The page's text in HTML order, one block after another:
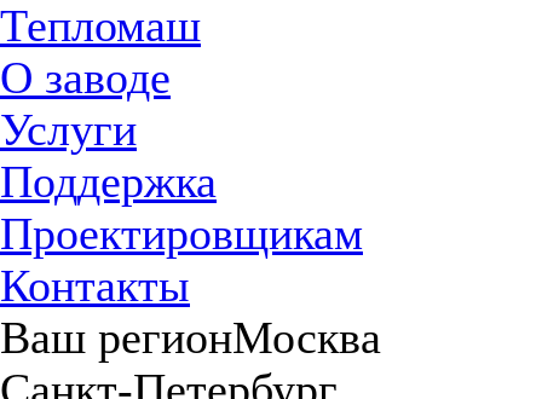
Тепломаш
О заводе
Услуги
Поддержка
Проектировщикам
Контакты
Ваш регионМосква